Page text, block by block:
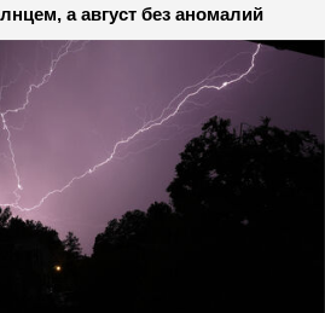
а август без аномалий